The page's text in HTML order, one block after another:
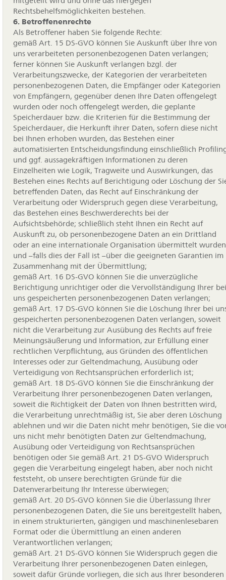
Rechtsbehelfsmöglichkeiten bestehen.
6. Betroffenenrechte
Als Betroffener haben Sie folgende Rechte:
gemäß Art. 15 DS-GVO können Sie Auskunft über Ihre von
uns verarbeiteten personenbezogenen Daten verlangen;
ferner können Sie Auskunft verlangen bzgl. der
Verarbeitungszwecke, der Kategorien der verarbeiteten
personenbezogenen Daten, die Empfänger oder Kategorien
von Empfängern, gegenüber denen Ihre Daten offengelegt
wurden oder noch offengelegt werden, die geplante
Speicherdauer bzw. die Kriterien für die Bestimmung der
Speicherdauer, die Herkunft ihrer Daten, sofern diese nicht
bei Ihnen erhoben wurden, das Bestehen einer
automatisierten Entscheidungsfindung einschließlich
und ggf. aussagekräftigen Informationen zu deren
Einzelheiten wie Logik, Tragweite und Auswirkungen, das
Bestehen eines Rechts auf Berichtigung oder Löschung der
betreffenden Daten, das Recht auf Einschränkung der
Verarbeitung oder Widerspruch gegen diese Verarbeitung,
das Bestehen eines Beschwerderechts bei der
Aufsichtsbehörde; schließlich steht Ihnen ein Recht auf
Auskunft zu, ob personenbezogene Daten an ein Drittland
oder an eine internationale Organisation übermittelt wurden
und –falls dies der Fall ist –über die geeigneten Garantien im
Zusammenhang mit der Übermittlung;
gemäß Art. 16 DS-GVO können Sie die unverzügliche
Berichtigung unrichtiger oder die Vervollständigung Ihrer bei
uns gespeicherten personenbezogenen Daten verlangen;
gemäß Art. 17 DS-GVO können Sie die Löschung Ihrer bei
gespeicherten personenbezogenen Daten verlangen, soweit
nicht die Verarbeitung zur Ausübung des Rechts auf freie
Meinungsäußerung und Information, zur Erfüllung einer
rechtlichen Verpflichtung, aus Gründen des öffentlichen
Interesses oder zur Geltendmachung, Ausübung oder
Verteidigung von Rechtsansprüchen erforderlich ist;
gemäß Art. 18 DS-GVO können Sie die Einschränkung der
Verarbeitung Ihrer personenbezogenen Daten verlangen,
soweit die Richtigkeit der Daten von Ihnen bestritten wird,
die Verarbeitung unrechtmäßig ist, Sie aber deren Löschung
ablehnen und wir die Daten nicht mehr benötigen, Sie die
uns nicht mehr benötigten Daten zur Geltendmachung,
Ausübung oder Verteidigung von Rechtsansprüchen
benötigen oder Sie gemäß Art. 21 DS-GVO Widerspruch
gegen die Verarbeitung eingelegt haben, aber noch nicht
feststeht, ob unsere berechtigten Gründe für die
Datenverarbeitung Ihr Interesse überwiegen;
gemäß Art. 20 DS-GVO können Sie die Überlassung Ihrer
personenbezogenen Daten, die Sie uns bereitgestellt haben,
in einem strukturierten, gängigen und maschinenlesebaren
Format oder die Übermittlung an einen anderen
Verantwortlichen verlangen;
gemäß Art. 21 DS-GVO können Sie Widerspruch gegen die
Verarbeitung Ihrer personenbezogenen Daten einlegen,
soweit dafür Gründe vorliegen, die sich aus Ihrer besonderen